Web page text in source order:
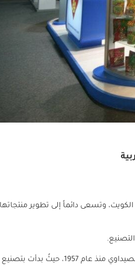
وتسعى دائماً إلى تطوير منتجاتها
نشأت شركات ومحلات الصيداوي في الكويت في عام 1956، وبدأ الإنتاج الفعلي والخاص لشركة